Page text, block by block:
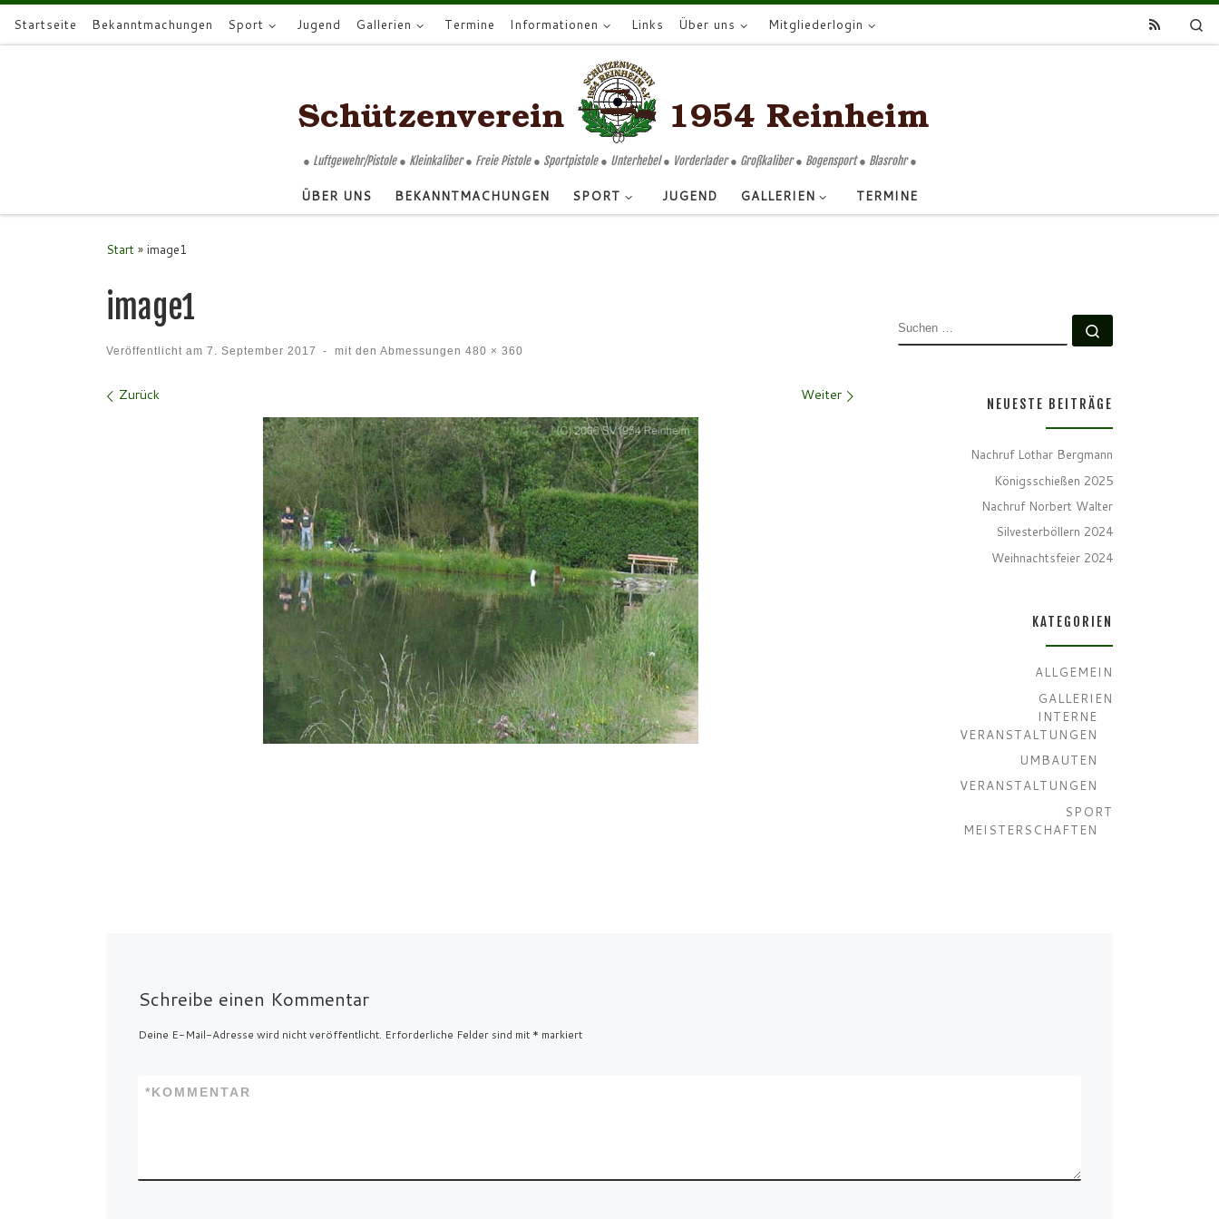
Zum Inhalt springen
Startseite Bekanntmachungen Sport Jugend Gallerien Termine Informationen Links Über uns Mitgliederlogin
● Luftgewehr/Pistole ● Kleinkaliber ● Freie Pistole ● Sportpistole ● Unterhebel ● Vorderlader ● Großkaliber ● Bogensport ● Blasrohr ●
ÜBER UNS BEKANNTMACHUNGEN SPORT JUGEND GALLERIEN TERMINE
Start » image1
image1
Veröffentlicht am 7. September 2017 - mit den Abmessungen 480 × 360
Bilder Navigation
Zurück Weiter
Schreibe einen Kommentar
Deine E-Mail-Adresse wird nicht veröffentlicht. Erforderliche Felder sind mit * markiert
KOMMENTAR
*
SUCHE
NEUESTE BEITRÄGE
Nachruf Lothar Bergmann
Königsschießen 2025
Nachruf Norbert Walter
Silvesterböllern 2024
Weihnachtsfeier 2024
KATEGORIEN
ALLGEMEIN
GALLERIEN
INTERNE
VERANSTALTUNGEN
UMBAUTEN
VERANSTALTUNGEN
SPORT
MEISTERSCHAFTEN